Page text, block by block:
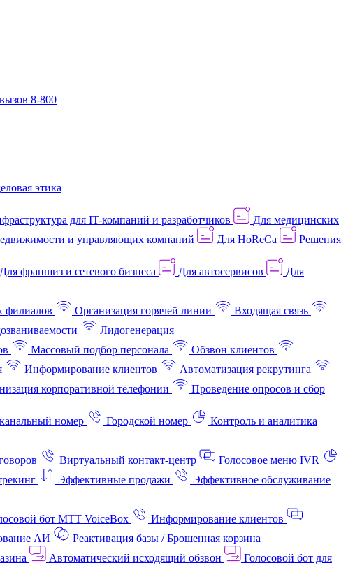
8-800
этика
для IT-компаний и разработчиков
Для медицинских
и управляющих компаний Для HoReCa
Решения
Для франшиз и сетевого бизнеса Для автосервисов
Для
филиалов Организация горячей линии
Входящая связь
Лидогенерация
Массовый подбор персонала
Обзвон клиентов
Информирование клиентов
Автоматизация рекрутинга
корпоративной телефонии
Проведение опросов и сбор
номер Городской номер
Контроль и аналитика
Виртуальный контакт‑центр
Голосовое меню IVR
Эффективные продажи
Эффективное обслуживание
бот МТТ VoiceBox
Информирование клиентов
АИ
Реактивация базы / Брошенная корзина
Автоматический исходящий обзвон
Голосовой бот для